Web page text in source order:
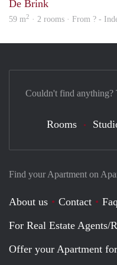
De Brink
59 m2 · 2 rooms · From ? -
Find your Apartment on
About us Contact
Faq
For Real Estate Agents/
Offer your Apartment
Couldn't find anything?
Rooms